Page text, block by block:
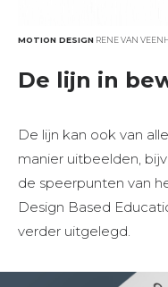
MOTION DESIGNRENE VAN
De lijn in
De lijn kan ook van
manier uitbeelden,
de speerpunten van
Design Based
verder uitgelegd.